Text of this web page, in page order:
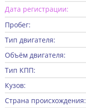
Дата регистрации:
Пробег:
Тип двигателя:
Объём двигателя:
Тип КПП:
Кузов:
Страна происхождения: